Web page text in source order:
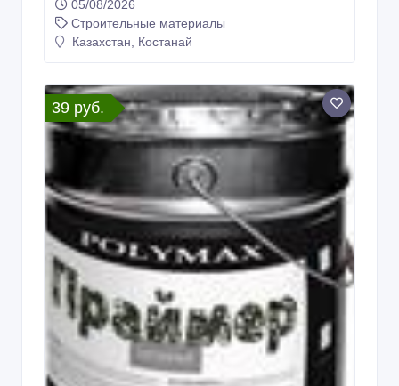
05/08/2026
Строительные материалы
Казахстан, Костанай
39 руб.